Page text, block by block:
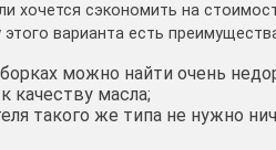
хочется сэкономить на
варианта есть
можно найти очень
качеству масла;
такого же типа не нужно